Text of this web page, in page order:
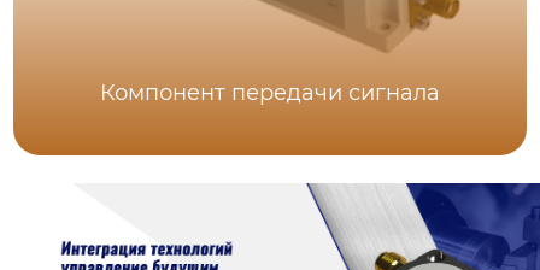
Компонент передачи сигнала